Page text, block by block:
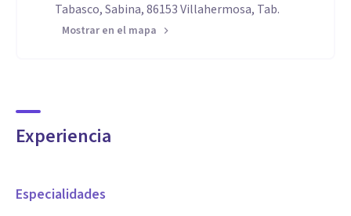
Tabasco, Sabina, 86153 Villahermosa, Tab.
Mostrar en el mapa
Experiencia
Especialidades